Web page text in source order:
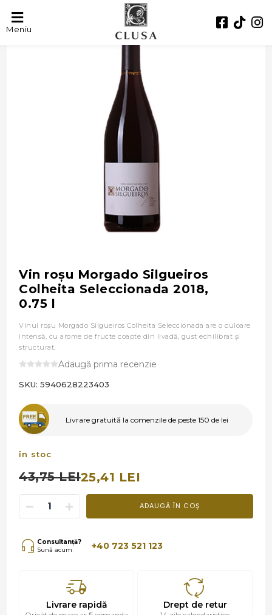
Meniu- 42%
Vin roşu Morgado Silgueiros
Colheita Seleccionada 2018,
0.75 l
Vinul roşu Morgado Silgueiros Colheita Seleccionada are o culoare
intensă, cu arome de fructe coapte din livadă, gust echilibrat și
structurat.
Adaugă prima recenzie
SKU: 5940628223403
Livrare gratuită la comenzile de peste 150 de lei
în stoc
43,75 LEI25,41 LEI
ADAUGĂ ÎN COȘ
Consultanță?
Sună acum
+40 723 521 123
Livrare rapidă Drept de retur